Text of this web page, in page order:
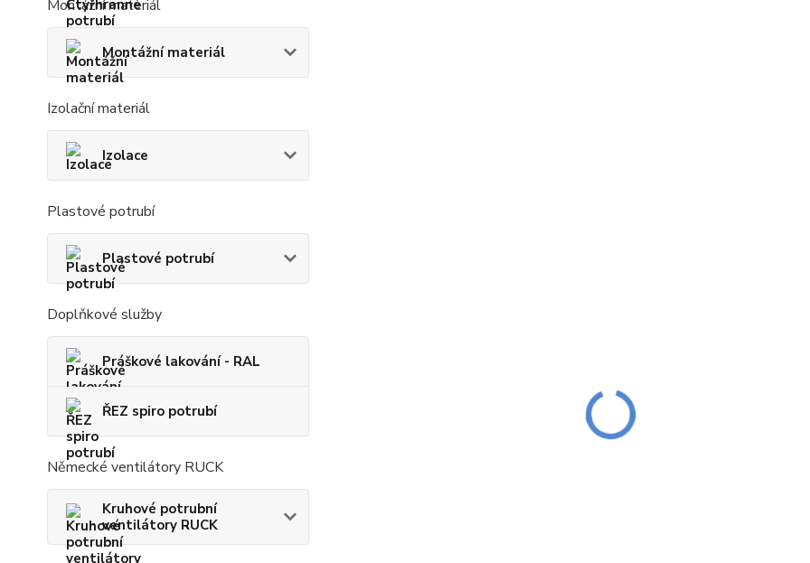
Montážní materiál
Montážní materiál
Izolační materiál
Izolace
Plastové potrubí
Plastové potrubí
Doplňkové služby
Práškové lakování - RAL
ŘEZ spiro potrubí
Německé ventilátory RUCK
Kruhové potrubní
ventilátory RUCK